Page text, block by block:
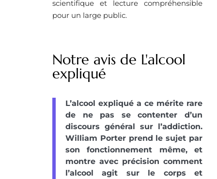
scientifique et lecture compréhensible
pour un large public.
Notre avis de L'alcool
expliqué
L’alcool expliqué a ce mérite rare
de ne pas se contenter d’un
discours général sur l’addiction.
William Porter prend le sujet par
son fonctionnement même, et
montre avec précision comment
l’alcool agit sur le corps et